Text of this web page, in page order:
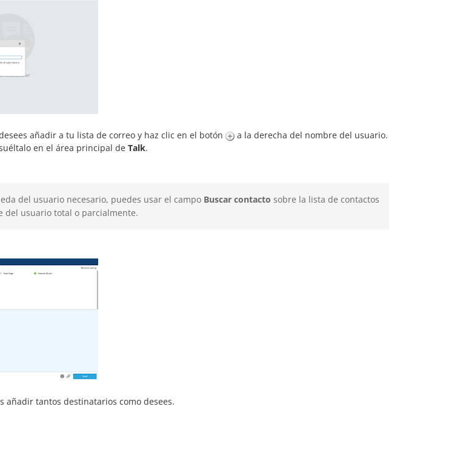
añadir a tu lista de correo y haz clic en el botón
a la derecha del nombre del usuario.
en el área principal de Talk.
del usuario necesario, puedes usar el campo Buscar contacto sobre la lista de contactos
del usuario total o parcialmente.
añadir tantos destinatarios como desees.